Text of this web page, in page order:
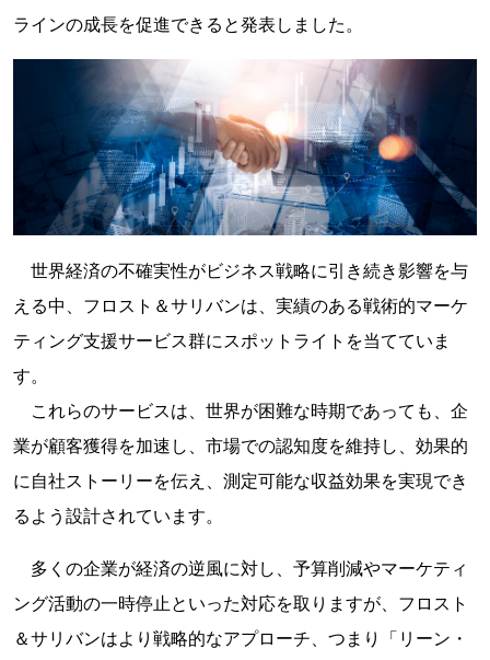
ラインの成長を促進できると発表しました。
世界経済の不確実性がビジネス戦略に引き続き影響を与
える中、フロスト＆サリバンは、実績のある戦術的マーケ
ティング支援サービス群にスポットライトを当てていま
す。
これらのサービスは、世界が困難な時期であっても、企
業が顧客獲得を加速し、市場での認知度を維持し、効果的
に自社ストーリーを伝え、測定可能な収益効果を実現でき
るよう設計されています。
多くの企業が経済の逆風に対し、予算削減やマーケティ
ング活動の一時停止といった対応を取りますが、フロスト
＆サリバンはより戦略的なアプローチ、つまり「リーン・